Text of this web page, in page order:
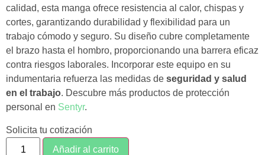
calidad, esta manga ofrece resistencia al calor, chispas y
cortes, garantizando durabilidad y flexibilidad para un
trabajo cómodo y seguro. Su diseño cubre completamente
el brazo hasta el hombro, proporcionando una barrera eficaz
contra riesgos laborales. Incorporar este equipo en su
indumentaria refuerza las medidas de seguridad y salud
en el trabajo. Descubre más productos de protección
personal en Sentyr.
Solicita tu cotización
Añadir al carrito